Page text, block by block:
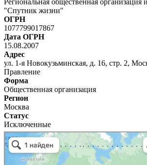
"Спутник жизни"
ОГРН
1077799017867
Дата ОГРН
15.08.2007
Адрес
ул. 1-я Новокузьминская, д. 16, стр. 2,
Правление
Форма
Общественная организация
Регион
Москва
Статус
Исключенные